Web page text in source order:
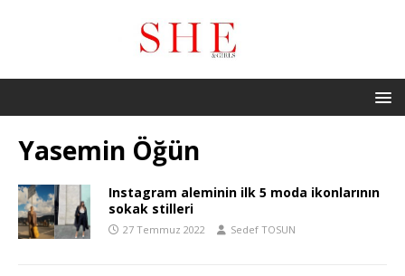
Yasemin Öğün
Instagram aleminin ilk 5 moda ikonlarının
sokak stilleri
27 Temmuz 2022 Sedef TOSUN